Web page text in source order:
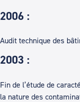
2006 :
Audit technique des
2003 :
Fin de l’étude de
la nature des